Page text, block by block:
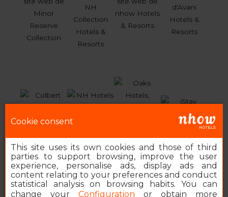
Cookie consent
This site uses its own cookies and those of third
parties to support browsing, improve the user
experience, personalise ads, display ads and
content relating to your preferences and conduct
statistical analysis on browsing habits. You can
change your Configuration or obtain more